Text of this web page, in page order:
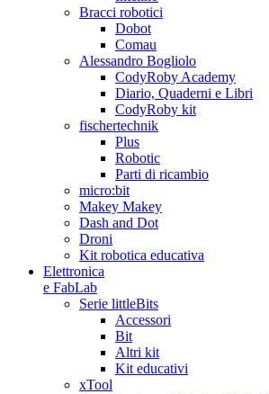
Bracci robotici
Dobot
Comau
Alessandro Bogliolo
CodyRoby Academy
Diario, Quaderni e Libri
CodyRoby kit
fischertechnik
Plus
Robotic
Parti di ricambio
micro:bit
Makey Makey
Dash and Dot
Droni
Kit robotica educativa
Elettronica
e FabLab
Serie littleBits
Accessori
Bit
Altri kit
Kit educativi
xTool